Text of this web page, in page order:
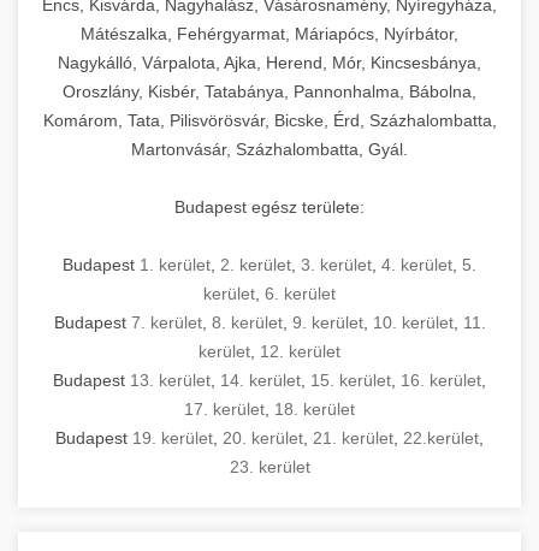
Encs, Kisvárda, Nagyhalász, Vásárosnamény, Nyíregyháza,
Mátészalka, Fehérgyarmat, Máriapócs, Nyírbátor,
Nagykálló, Várpalota, Ajka, Herend, Mór, Kincsesbánya,
Oroszlány, Kisbér, Tatabánya, Pannonhalma, Bábolna,
Komárom, Tata, Pilisvörösvár, Bicske, Érd, Százhalombatta,
Martonvásár, Százhalombatta, Gyál.
Budapest egész területe:
Budapest 1. kerület 2. kerület 3. kerület 4. kerület 5.
kerület 6. kerület
Budapest 7. kerület, 8. kerület, 9. kerület, 10. kerület, 11.
kerület 12. kerület
Budapest 13. kerület 14. kerület 15. kerület 16. kerület
17. kerület 18. kerület
Budapest 19. kerület 20. kerület 21. kerület 22.kerület
23. kerület